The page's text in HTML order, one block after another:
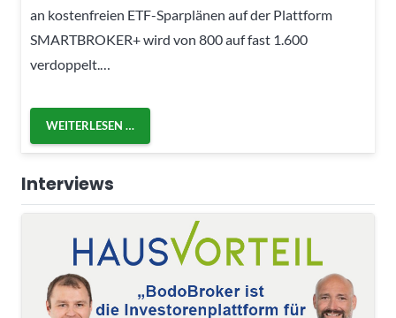
an kostenfreien ETF-Sparplänen auf der Plattform
SMARTBROKER+ wird von 800 auf fast 1.600
verdoppelt.…
WEITERLESEN …
Interviews